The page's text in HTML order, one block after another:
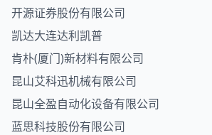
开源证券股份有限公司
凯达大连达利凯普
肯朴(厦门)新材料有限公司
昆山艾科迅机械有限公司
昆山全盈自动化设备有限公司
蓝思科技股份有限公司